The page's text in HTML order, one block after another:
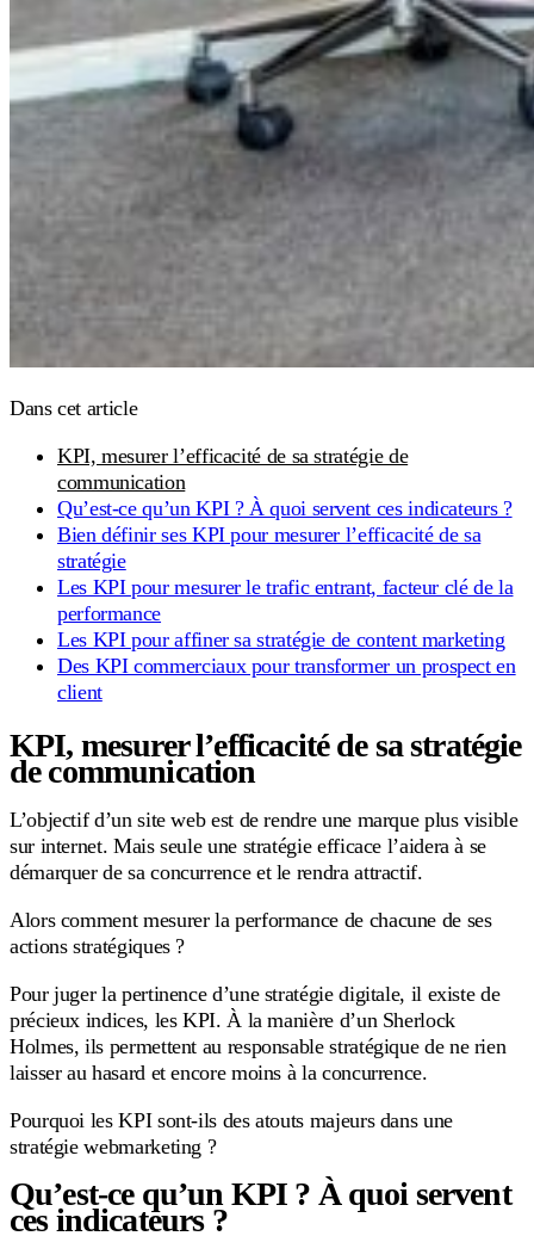
Dans cet article
KPI, mesurer l’efficacité de sa stratégie de
communication
Qu’est-ce qu’un KPI ? À quoi servent ces indicateurs ?
Bien définir ses KPI pour mesurer l’efficacité de sa
stratégie
Les KPI pour mesurer le trafic entrant, facteur clé de la
performance
Les KPI pour affiner sa stratégie de content marketing
Des KPI commerciaux pour transformer un prospect en
client
KPI, mesurer l’efficacité de sa stratégie
de communication
L’objectif d’un site web est de rendre une marque plus visible
sur internet. Mais seule une stratégie efficace l’aidera à se
démarquer de sa concurrence et le rendra attractif.
Alors comment mesurer la performance de chacune de ses
actions stratégiques ?
Pour juger la pertinence d’une stratégie digitale, il existe de
précieux indices, les KPI. À la manière d’un Sherlock
Holmes, ils permettent au responsable stratégique de ne rien
laisser au hasard et encore moins à la concurrence.
Pourquoi les KPI sont-ils des atouts majeurs dans une
stratégie webmarketing ?
Qu’est-ce qu’un KPI ? À quoi servent
ces indicateurs ?